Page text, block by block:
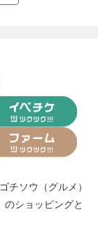
ゴチソウ（グルメ）
のショッピングと